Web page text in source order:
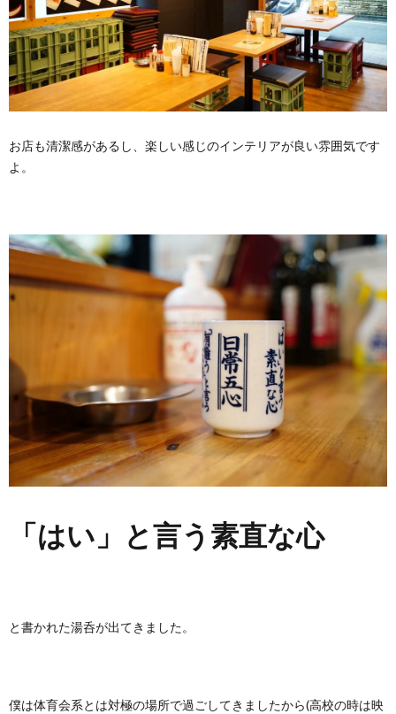
お店も清潔感があるし、楽しい感じのインテリアが良い雰囲気です
よ。
「はい」と言う素直な心
と書かれた湯呑が出てきました。
僕は体育会系とは対極の場所で過ごしてきましたから(高校の時は映